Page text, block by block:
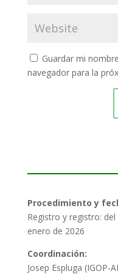
Guardar mi
navegador para la
Procedimiento y
Registro y registro:
enero de 2026
Coordinación:
Josep Espluga (IGOP-